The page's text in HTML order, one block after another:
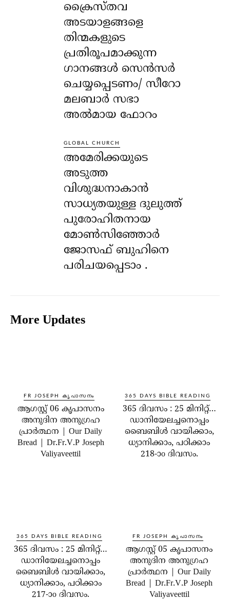
ക്രൈസ്തവ
അടയാളങ്ങളെ
തിന്മകളുടെ
പ്രതിരൂപമാക്കുന്ന
ഗാനങ്ങൾ സെൻസർ
ചെയ്യപ്പെടണം/ സീറോ
മലബാർ സഭാ
അൽമായ ഫോറം
GLOBAL CHURCH
അമേരിക്കയുടെ
അടുത്ത
വിശുദ്ധനാകാൻ
സാധ്യതയുള്ള ദുലുത്ത്
പുരോഹിതനായ
മോൺസിഞ്ഞോർ
ജോസഫ് ബുഹിനെ
പരിചയപ്പെടാം .
More Updates
FR JOSEPH കൃപാസനം
ആഗസ്റ്റ് 06 കൃപാസനം
അനുദിന അനുഗ്രഹ
പ്രാർത്ഥന | Our Daily
Bread | Dr.Fr.V.P Joseph
Valiyaveettil
365 DAYS BIBLE READING
365 ദിവസം : 25 മിനിറ്റ്…
ഡാനിയേലച്ചനൊപ്പം
ബൈബിൾ വായിക്കാം,
ധ്യാനിക്കാം, പഠിക്കാം
218-ാo ദിവസം.
365 DAYS BIBLE READING
365 ദിവസം : 25 മിനിറ്റ്…
ഡാനിയേലച്ചനൊപ്പം
ബൈബിൾ വായിക്കാം,
ധ്യാനിക്കാം, പഠിക്കാം
217-ാo ദിവസം.
FR JOSEPH കൃപാസനം
ആഗസ്റ്റ് 05 കൃപാസനം
അനുദിന അനുഗ്രഹ
പ്രാർത്ഥന | Our Daily
Bread | Dr.Fr.V.P Joseph
Valiyaveettil